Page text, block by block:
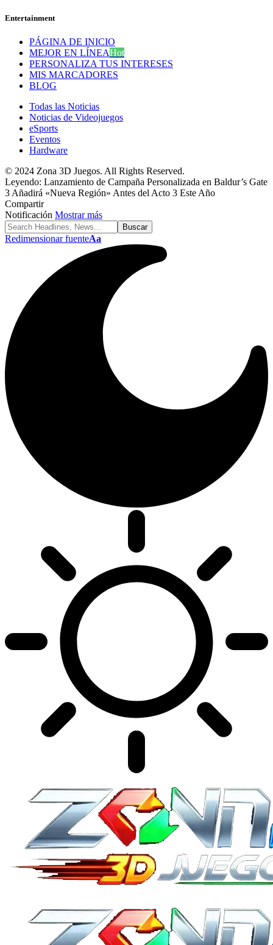
Entertainment
PÁGINA DE INICIO
MEJOR EN LÍNEAHot
PERSONALIZA TUS INTERESES
MIS MARCADORES
BLOG
Todas las Noticias
Noticias de Videojuegos
eSports
Eventos
Hardware
© 2024 Zona 3D Juegos. All Rights Reserved.
Leyendo: Lanzamiento de Campaña Personalizada en Baldur’s Gate
3 Añadirá «Nueva Región» Antes del Acto 3 Este Año
Compartir
Notificación Mostrar más
Redimensionar fuenteAa